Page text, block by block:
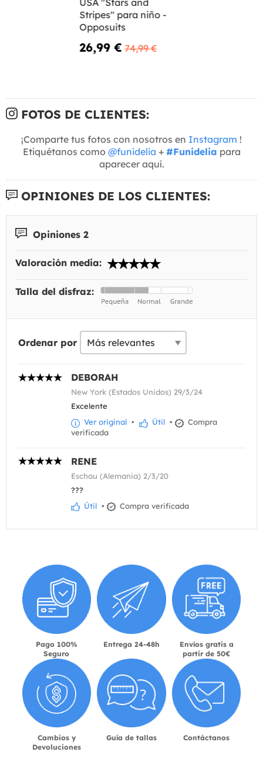
Stripes" para niño -
Opposuits
26,99 € 74,99 €
FOTOS DE CLIENTES:
¡Comparte tus fotos con nosotros en Instagram !
Etiquétanos como @funidelia + #Funidelia para
aparecer aquí.
OPINIONES DE LOS CLIENTES:
Opiniones 2
Valoración media:
Talla del disfraz:
Ordenar por
DEBORAH
New York (Estados Unidos) 29/3/24
Excelente
Ver original • Útil •
Compra
verificada
RENE
Eschau (Alemania) 2/3/20
???
Útil • Compra verificada
Pago 100%
Seguro
Entrega 24-48h
Envíos gratis a
partir de 50€
Cambios y
Devoluciones
Guía de tallas Contáctanos